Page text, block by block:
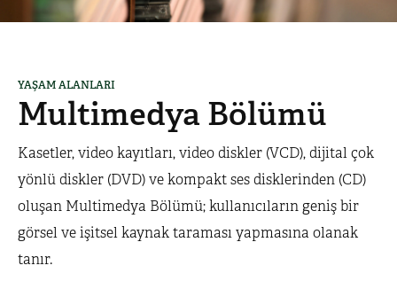
YAŞAM ALANLARI
Multimedya Bölümü
Kasetler, video kayıtları, video diskler (VCD), dijital çok
yönlü diskler (DVD) ve kompakt ses disklerinden (CD)
oluşan Multimedya Bölümü; kullanıcıların geniş bir
görsel ve işitsel kaynak taraması yapmasına olanak
tanır.